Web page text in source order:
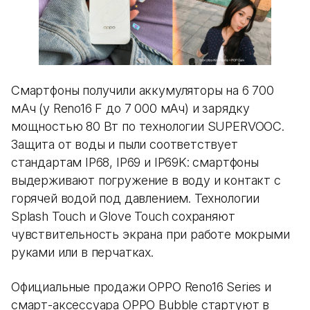
Смартфоны получили аккумуляторы на 6 700
мАч (у Reno16 F до 7 000 мАч) и зарядку
мощностью 80 Вт по технологии SUPERVOOC.
Защита от воды и пыли соответствует
стандартам IP68, IP69 и IP69K: смартфоны
выдерживают погружение в воду и контакт с
горячей водой под давлением. Технологии
Splash Touch и Glove Touch сохраняют
чувствительность экрана при работе мокрыми
руками или в перчатках.
Официальные продажи OPPO Reno16 Series и
смарт-аксессуара OPPO Bubble стартуют в